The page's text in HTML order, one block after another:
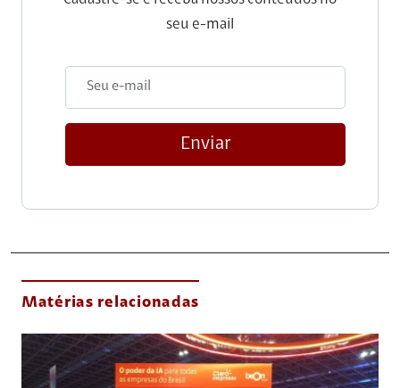
seu e-mail
Enviar
Matérias relacionadas